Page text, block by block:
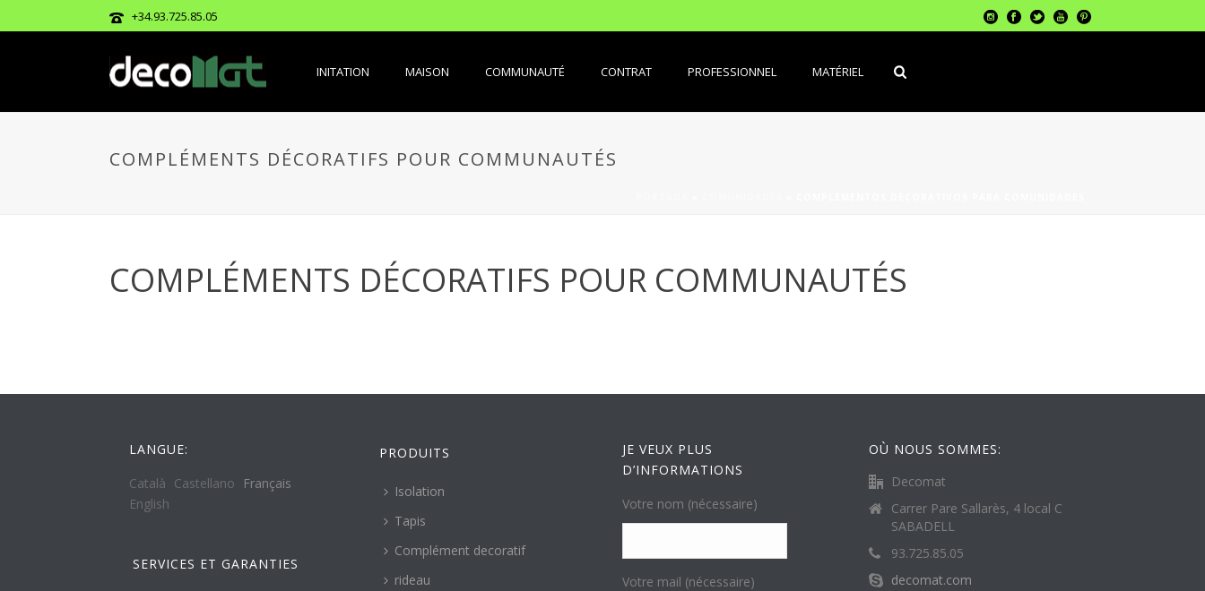
+34.93.725.85.05
INITATION MAISON COMMUNAUTÉ CONTRAT PROFESSIONNEL MATÉRIEL
COMPLÉMENTS DÉCORATIFS POUR COMMUNAUTÉS
COMPLÉMENTS DÉCORATIFS POUR COMMUNAUTÉS
LANGUE:
Català Castellano
Français
English
SERVICES ET GARANTIES
PRODUITS
Isolation
Tapis
Complément decoratif
rideau
JE VEUX PLUS
D’INFORMATIONS
Votre nom (nécessaire)
Votre mail (nécessaire)
OÙ NOUS SOMMES:
Decomat
Carrer Pare Sallarès, 4 local C
SABADELL
93.725.85.05
decomat.com